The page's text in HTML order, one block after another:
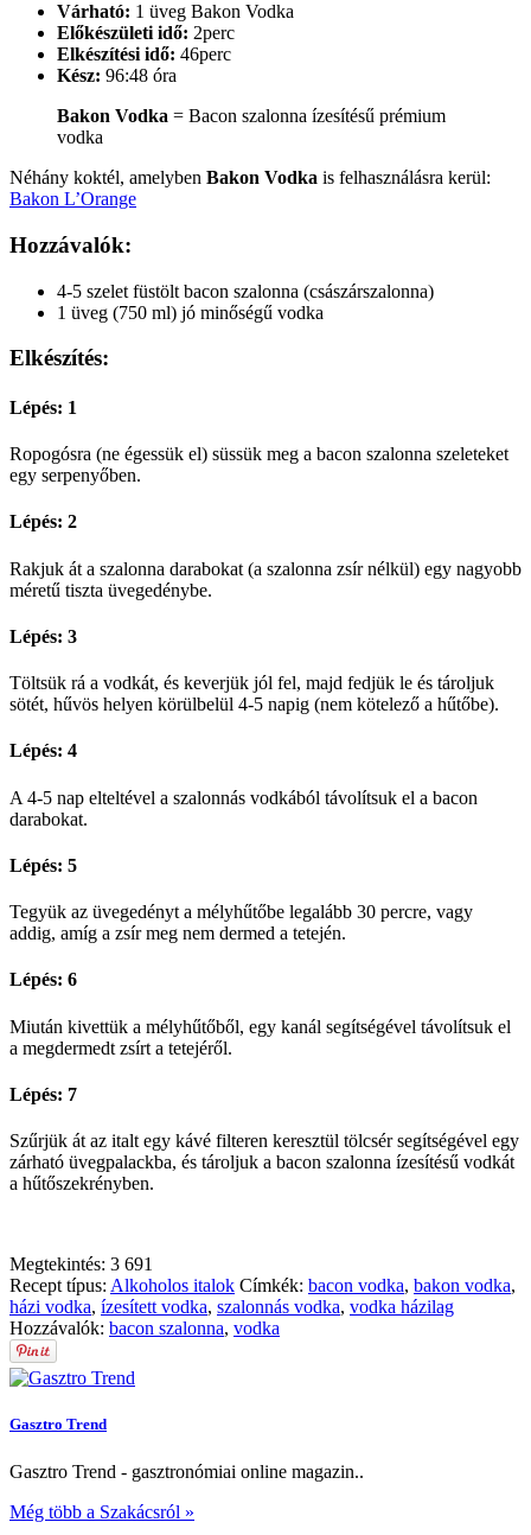
Várható: 1 üveg Bakon Vodka
Előkészületi idő: 2perc
Elkészítési idő: 46perc
Kész: 96:48 óra
Bakon Vodka = Bacon szalonna ízesítésű prémium
vodka
Néhány koktél, amelyben Bakon Vodka is felhasználásra kerül:
Bakon L’Orange
Hozzávalók:
4-5 szelet füstölt bacon szalonna (császárszalonna)
1 üveg (750 ml) jó minőségű vodka
Elkészítés:
Lépés: 1
Ropogósra (ne égessük el) süssük meg a bacon szalonna szeleteket
egy serpenyőben.
Lépés: 2
Rakjuk át a szalonna darabokat (a szalonna zsír nélkül) egy nagyobb
méretű tiszta üvegedénybe.
Lépés: 3
Töltsük rá a vodkát, és keverjük jól fel, majd fedjük le és tároljuk
sötét, hűvös helyen körülbelül 4-5 napig (nem kötelező a hűtőbe).
Lépés: 4
A 4-5 nap elteltével a szalonnás vodkából távolítsuk el a bacon
darabokat.
Lépés: 5
Tegyük az üvegedényt a mélyhűtőbe legalább 30 percre, vagy
addig, amíg a zsír meg nem dermed a tetején.
Lépés: 6
Miután kivettük a mélyhűtőből, egy kanál segítségével távolítsuk el
a megdermedt zsírt a tetejéről.
Lépés: 7
Szűrjük át az italt egy kávé filteren keresztül tölcsér segítségével egy
zárható üvegpalackba, és tároljuk a bacon szalonna ízesítésű vodkát
a hűtőszekrényben.
Megtekintés: 3 691
Recept típus: Alkoholos italok Címkék: bacon vodka, bakon vodka,
házi vodka, ízesített vodka, szalonnás vodka, vodka házilag
Hozzávalók: bacon szalonna, vodka
Gasztro Trend
Gasztro Trend - gasztronómiai online magazin..
Még több a Szakácsról »